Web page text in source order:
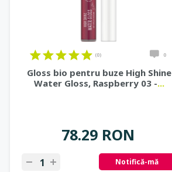
(0) 0
Gloss bio pentru buze High Shine
Water Gloss, Raspberry 03 -...
78.29 RON
Notifică-mă